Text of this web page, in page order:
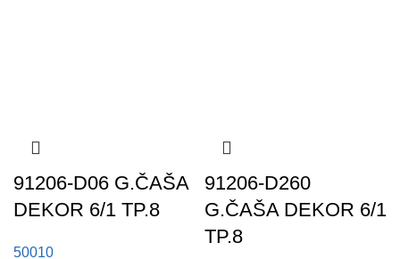
91206-D06 G.ČAŠA
DEKOR 6/1 TP.8
50010
91206-D260
G.ČAŠA DEKOR 6/1
TP.8